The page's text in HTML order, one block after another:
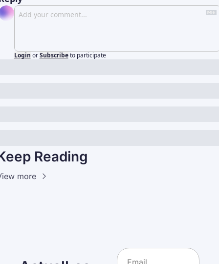
Login or Subscribe to participate
Reading
more